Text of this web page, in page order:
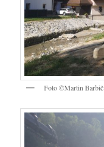
Foto ©Martin Barbič